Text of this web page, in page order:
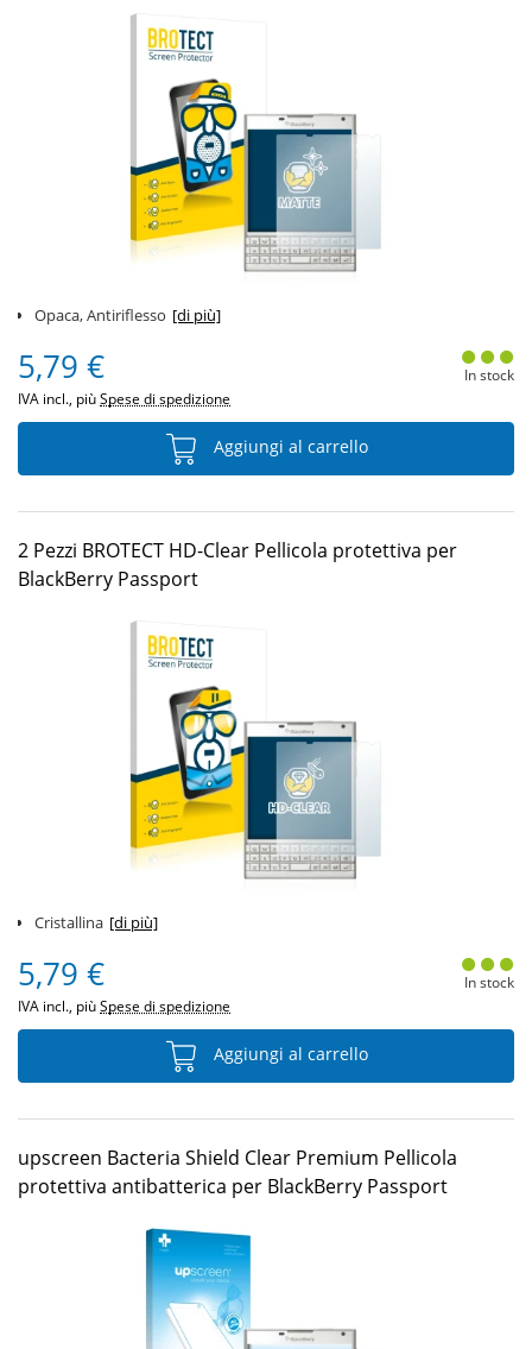
Opaca, Antiriflesso [di più]
5,79 €
IVA incl., piùSpese di spedizione
In stock
Aggiungi al carrello
2 Pezzi BROTECT HD-Clear Pellicola protettiva per
BlackBerry Passport
Cristallina [di più]
5,79 €
IVA incl., piùSpese di spedizione
In stock
Aggiungi al carrello
upscreen Bacteria Shield Clear Premium Pellicola
protettiva antibatterica per BlackBerry Passport